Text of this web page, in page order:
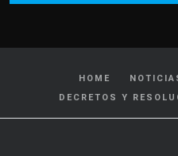
HOME
DECRETOS Y